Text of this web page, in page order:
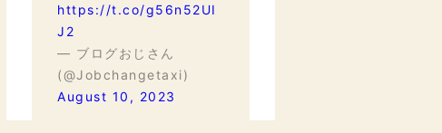
https://t.co/g56n52UI
J2
— ブログおじさん
(@Jobchangetaxi)
August 10, 2023